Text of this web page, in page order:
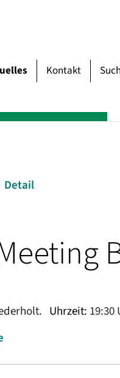
Kontakt
Detail
Uhrzeit: 19:30